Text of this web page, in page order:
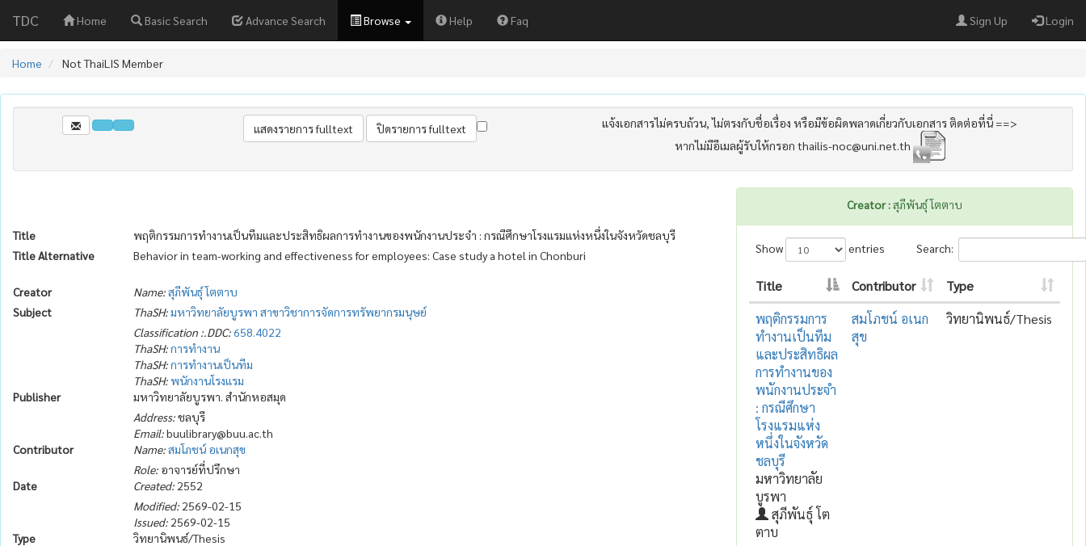
TDC Home Basic Search Advance Search Browse Help Faq Sign Up Login
Home Not ThaiLIS Member
แจ้งเอกสารไม่ครบถ้วน, ไม่ตรงกับชื่อเรื่อง หรือมีข้อผิดพลาดเกี่ยวกับเอกสาร ติดต่อที่นี่ ==>
หากไม่มีอีเมลผู้รับให้กรอก thailis-noc@uni.net.th
Title
พฤติกรรมการทำงานเป็นทีมและประสิทธิผลการทำงานของพนักงานประจำ : กรณีศึกษาโรงแรมแห่งหนึ่งในจังหวัดชลบุรี
Title Alternative
Behavior in team-working and effectiveness for employees: Case study a hotel in Chonburi
Creator Name:สุภีพันธุ์ โตตาบ
Subject
ThaSH:มหาวิทยาลัยบูรพา สาขาวิชาการจัดการทรัพยากรมนุษย์
Classification :.DDC:658.4022
ThaSH:การทำงาน
ThaSH:การทำงานเป็นทีม
ThaSH:พนักงานโรงแรม
Publisher
มหาวิทยาลัยบูรพา. สำนักหอสมุด
Address:ชลบุรี
Email:buulibrary@buu.ac.th
Contributor
Name:สมโภชน์ อเนกสุข
Role: อาจารย์ที่ปรึกษา
Date
Created: 2552
Modified: 2569-02-15
Issued: 2569-02-15
Type
วิทยานิพนธ์/Thesis
Creator :สุภีพันธุ์ โตตาบ
Show entries Search:
Title Contributor
Type
พฤติกรรมการ
ทำงานเป็นทีม
และประสิทธิผล
การทำงานของ
พนักงานประจำ
: กรณีศึกษา
โรงแรมแห่ง
หนึ่งในจังหวัด
ชลบุรี
มหาวิทยาลัย
บูรพา
สุภีพันธุ์ โต
ตาบ
สมโภชน์ อเนก
สุข
วิทยานิพนธ์/Thesis